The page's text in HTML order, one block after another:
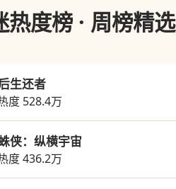
热度榜 · 周榜精选
生还者
度 528.4万
侠：纵横宇宙
度 436.2万